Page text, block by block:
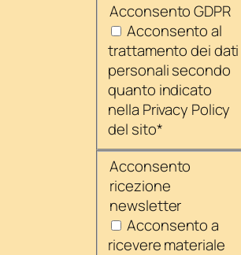
Acconsento GDPR
Acconsento al
trattamento dei dati
personali secondo
quanto indicato
nella Privacy Policy
del sito*
Acconsento
ricezione
newsletter
Acconsento a
ricevere materiale